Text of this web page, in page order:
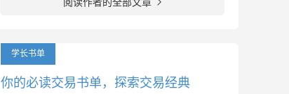

学长书单
你的必读交易书单，探索交易经典